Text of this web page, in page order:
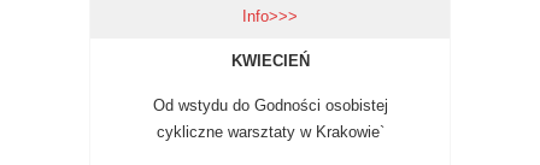
Info>>>
KWIECIEŃ
Od wstydu do Godności osobistej
cykliczne warsztaty w Krakowie`